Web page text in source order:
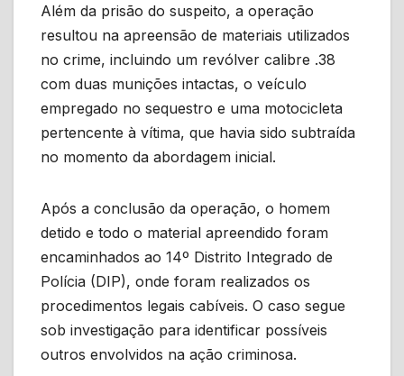
Além da prisão do suspeito, a operação
resultou na apreensão de materiais utilizados
no crime, incluindo um revólver calibre .38
com duas munições intactas, o veículo
empregado no sequestro e uma motocicleta
pertencente à vítima, que havia sido subtraída
no momento da abordagem inicial.
Após a conclusão da operação, o homem
detido e todo o material apreendido foram
encaminhados ao 14º Distrito Integrado de
Polícia (DIP), onde foram realizados os
procedimentos legais cabíveis. O caso segue
sob investigação para identificar possíveis
outros envolvidos na ação criminosa.